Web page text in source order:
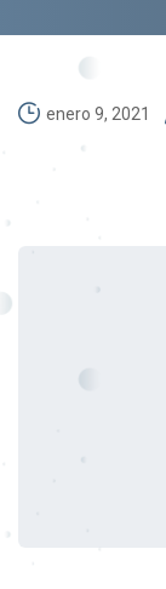
enero 9, 2021